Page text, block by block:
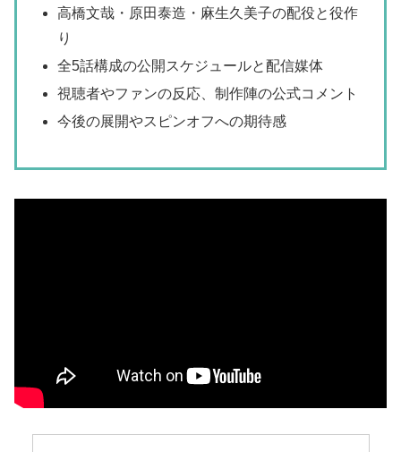
高橋文哉・原田泰造・麻生久美子の配役と役作
り
全5話構成の公開スケジュールと配信媒体
視聴者やファンの反応、制作陣の公式コメント
今後の展開やスピンオフへの期待感